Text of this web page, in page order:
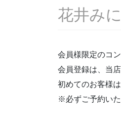
花井み
会員様限定のコ
会員登録は、当
初めてのお客様
※必ずご予約いた